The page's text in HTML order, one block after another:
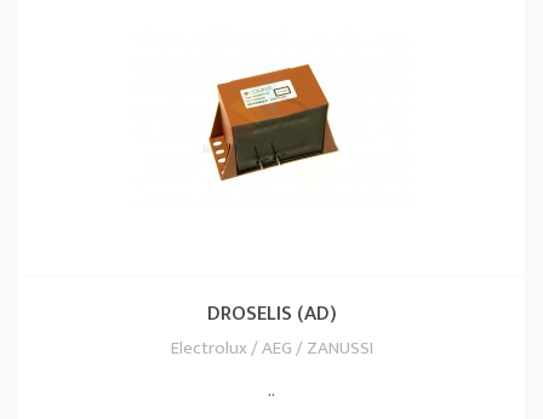
DROSELIS (AD)
Electrolux / AEG / ZANUSSI
..